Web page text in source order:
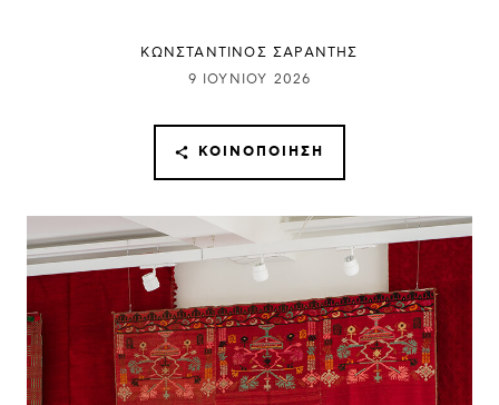
ΚΩΝΣΤΑΝΤΙΝΟΣ ΣΑΡΑΝΤΗΣ
9 ΙΟΥΝΊΟΥ 2026
ΚΟΙΝΟΠΟΊΗΣΗ